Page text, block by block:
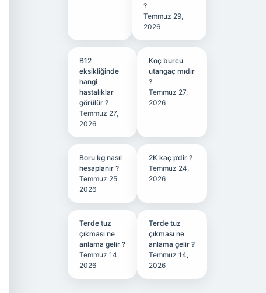
?
Temmuz 29,
2026
B12
eksikliğinde
hangi
hastalıklar
görülür ?
Temmuz 27,
2026
Koç burcu
utangaç mıdır
?
Temmuz 27,
2026
Boru kg nasıl
hesaplanır ?
Temmuz 25,
2026
2K kaç p’dir ?
Temmuz 24,
2026
Terde tuz
çıkması ne
anlama gelir ?
Temmuz 14,
2026
Terde tuz
çıkması ne
anlama gelir ?
Temmuz 14,
2026